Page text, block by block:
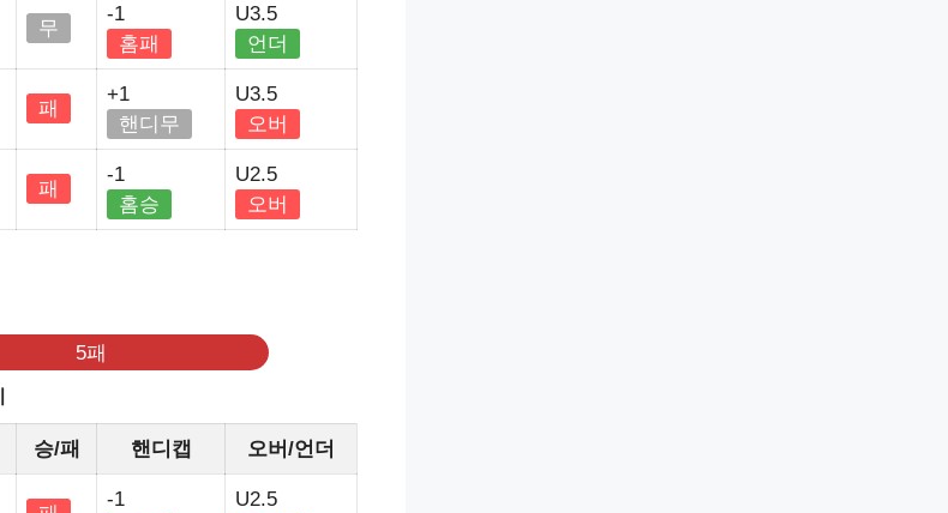
무
-1
홈패
U3.5
언더
패
+1
핸디무
U3.5
오버
패
-1
홈승
U2.5
오버
5패
승/패 핸디캡 오버/언더
-1
U2.5